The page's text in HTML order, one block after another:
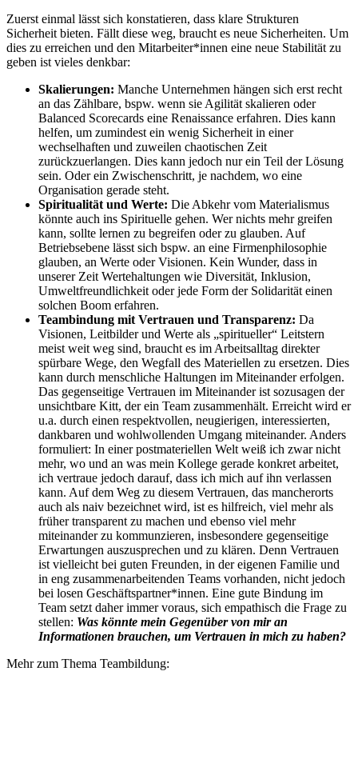
Zuerst einmal lässt sich konstatieren, dass klare Strukturen
Sicherheit bieten. Fällt diese weg, braucht es neue Sicherheiten. Um
dies zu erreichen und den Mitarbeiter*innen eine neue Stabilität zu
geben ist vieles denkbar:
Skalierungen: Manche Unternehmen hängen sich erst recht
an das Zählbare, bspw. wenn sie Agilität skalieren oder
Balanced Scorecards eine Renaissance erfahren. Dies kann
helfen, um zumindest ein wenig Sicherheit in einer
wechselhaften und zuweilen chaotischen Zeit
zurückzuerlangen. Dies kann jedoch nur ein Teil der Lösung
sein. Oder ein Zwischenschritt, je nachdem, wo eine
Organisation gerade steht.
Spiritualität und Werte: Die Abkehr vom Materialismus
könnte auch ins Spirituelle gehen. Wer nichts mehr greifen
kann, sollte lernen zu begreifen oder zu glauben. Auf
Betriebsebene lässt sich bspw. an eine Firmenphilosophie
glauben, an Werte oder Visionen. Kein Wunder, dass in
unserer Zeit Wertehaltungen wie Diversität, Inklusion,
Umweltfreundlichkeit oder jede Form der Solidarität einen
solchen Boom erfahren.
Teambindung mit Vertrauen und Transparenz: Da
Visionen, Leitbilder und Werte als „spiritueller“ Leitstern
meist weit weg sind, braucht es im Arbeitsalltag direkter
spürbare Wege, den Wegfall des Materiellen zu ersetzen. Dies
kann durch menschliche Haltungen im Miteinander erfolgen.
Das gegenseitige Vertrauen im Miteinander ist sozusagen der
unsichtbare Kitt, der ein Team zusammenhält. Erreicht wird er
u.a. durch einen respektvollen, neugierigen, interessierten,
dankbaren und wohlwollenden Umgang miteinander. Anders
formuliert: In einer postmateriellen Welt weiß ich zwar nicht
mehr, wo und an was mein Kollege gerade konkret arbeitet,
ich vertraue jedoch darauf, dass ich mich auf ihn verlassen
kann. Auf dem Weg zu diesem Vertrauen, das mancherorts
auch als naiv bezeichnet wird, ist es hilfreich, viel mehr als
früher transparent zu machen und ebenso viel mehr
miteinander zu kommunzieren, insbesondere gegenseitige
Erwartungen auszusprechen und zu klären. Denn Vertrauen
ist vielleicht bei guten Freunden, in der eigenen Familie und
in eng zusammenarbeitenden Teams vorhanden, nicht jedoch
bei losen Geschäftspartner*innen. Eine gute Bindung im
Team setzt daher immer voraus, sich empathisch die Frage zu
stellen: Was könnte mein Gegenüber von mir an
Informationen brauchen, um Vertrauen in mich zu haben?
Mehr zum Thema Teambildung: